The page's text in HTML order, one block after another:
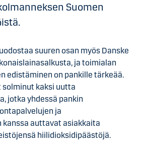
Suomen
suuren osan myös Danske
ja toimialan
edistäminen on pankille tärkeää.
solminut kaksi uutta
jotka yhdessä pankin
ja
auttavat asiakkaita
hiilidioksidipäästöjä.